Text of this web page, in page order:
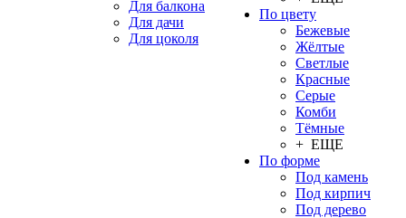
Для балкона
Для дачи
Для цоколя
По цвету
Бежевые
Жёлтые
Светлые
Красные
Серые
Комби
Тёмные
+ ЕЩЕ
По форме
Под камень
Под кирпич
Под дерево